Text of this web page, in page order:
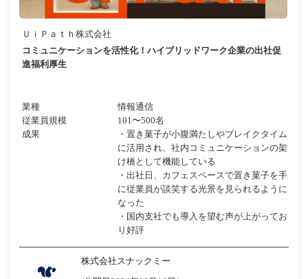
ＵｉＰａｔｈ株式会社
コミュニケーションを活性化！ハイブリッドワーク企業の出社促
進福利厚生
業種
情報通信
従業員規模
101〜500名
成果
・置き菓子が小腹満たしやブレイクタイム
に活用され、社内コミュニケーションの架
け橋として機能している
・出社日、カフェスペースで置き菓子を手
に従業員が談笑する光景を見られるように
なった
・国内支社でも導入を望む声が上がってお
り好評
株式会社スナックミー